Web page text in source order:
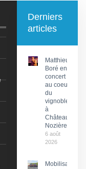
Derniers
articles
Matthieu
Boré en
concert
au coeur
du
vignoble
à
Château
Nozières
6 août
2026
Mobilisation